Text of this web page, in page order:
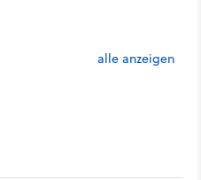
alle anzeigen